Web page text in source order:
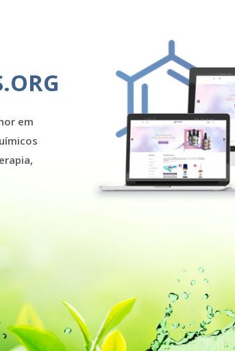
em